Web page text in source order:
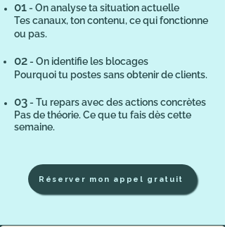
01- On analyse ta situation actuelle
Tes canaux, ton contenu, ce qui fonctionne
ou pas.
02- On identifie les blocages
Pourquoi tu postes sans obtenir de clients.
03- Tu repars avec des actions concrètes
Pas de théorie. Ce que tu fais dès cette
semaine.
Réserver mon appel gratuit